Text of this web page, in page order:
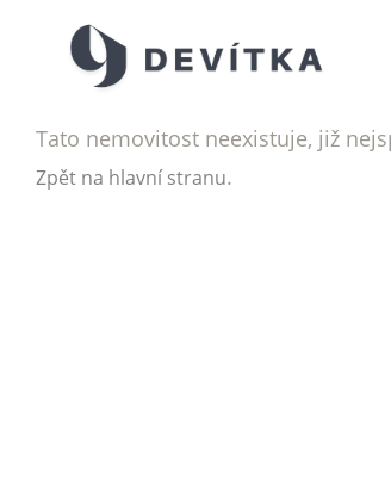
Tato nemovitost neexistuje, již
Zpět na hlavní stranu.